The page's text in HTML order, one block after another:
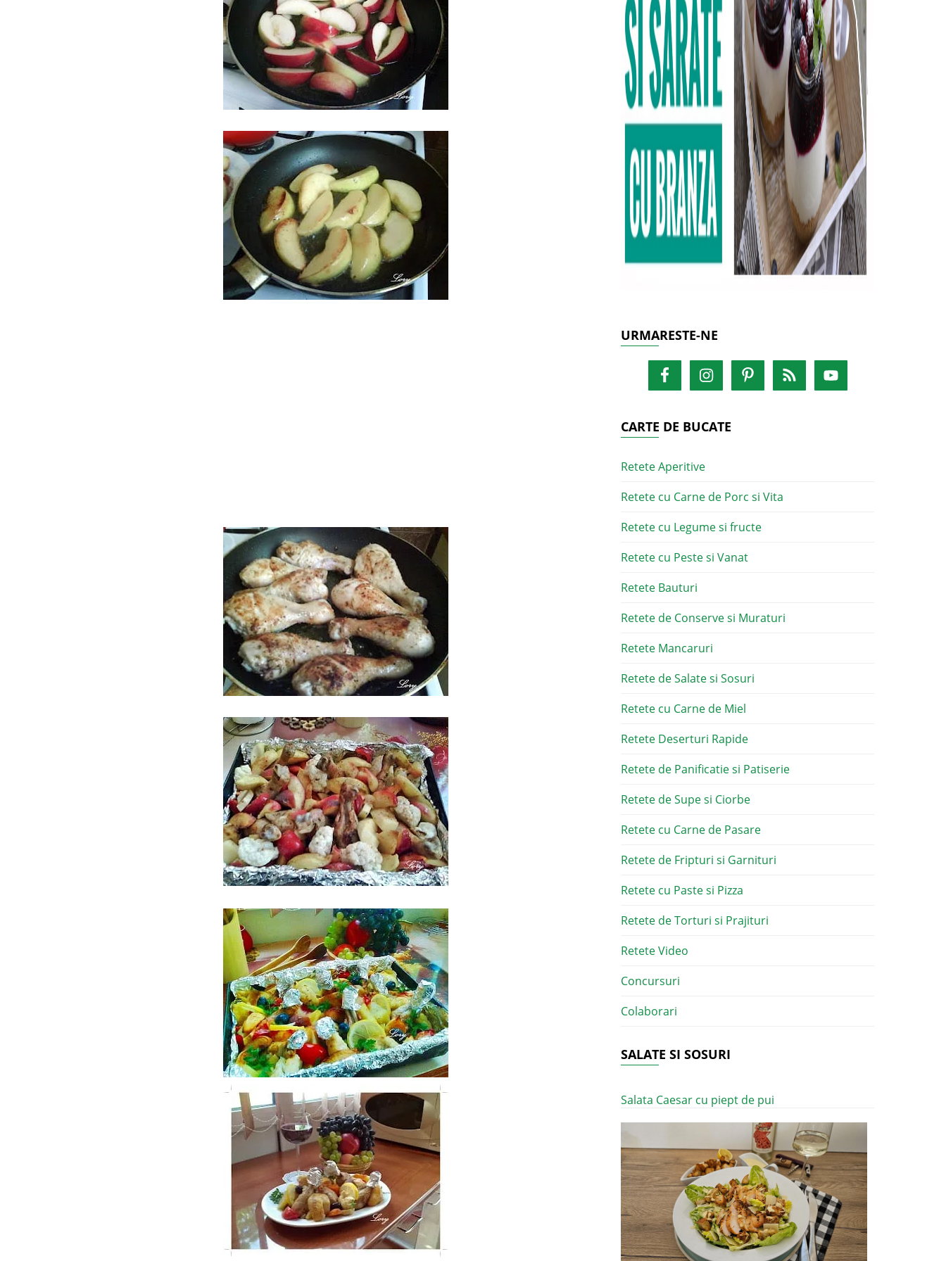
URMARESTE-NE
CARTE DE BUCATE
Retete Aperitive
Retete cu Carne de Porc si Vita
Retete cu Legume si fructe
Retete cu Peste si Vanat
Retete Bauturi
Retete de Conserve si Muraturi
Retete Mancaruri
Retete de Salate si Sosuri
Retete cu Carne de Miel
Retete Deserturi Rapide
Retete de Panificatie si Patiserie
Retete de Supe si Ciorbe
Retete cu Carne de Pasare
Retete de Fripturi si Garnituri
Retete cu Paste si Pizza
Retete de Torturi si Prajituri
Retete Video
Concursuri
Colaborari
SALATE SI SOSURI
Salata Caesar cu piept de pui